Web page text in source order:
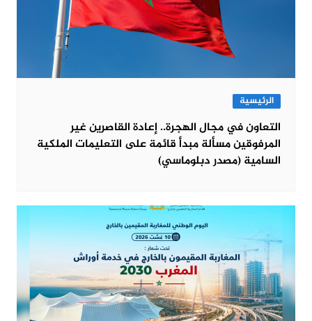
الرئيسية
التعاون في مجال الهجرة.. إعادة القاصرين غير
المرفوقين مسألة مبدأ قائمة على التعليمات الملكية
السامية (مصدر دبلوماسي)